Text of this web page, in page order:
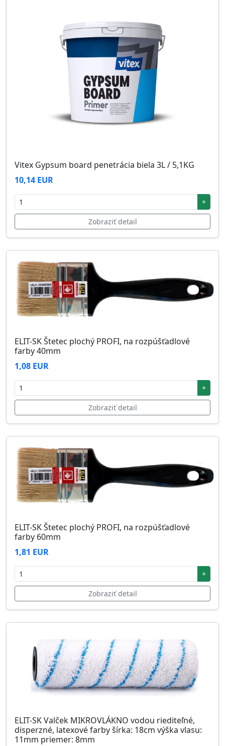
Vitex Gypsum board penetrácia biela 3L / 5,1KG
10,14 EUR
+
Zobraziť detail
ELIT-SK Štetec plochý PROFI, na rozpúšťadlové
farby 40mm
1,08 EUR
+
Zobraziť detail
ELIT-SK Štetec plochý PROFI, na rozpúšťadlové
farby 60mm
1,81 EUR
+
Zobraziť detail
ELIT-SK Valček MIKROVLÁKNO vodou riediteľné,
disperzné, latexové farby šírka: 18cm výška vlasu:
11mm priemer: 8mm